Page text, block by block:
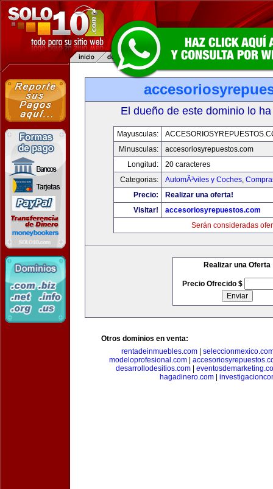
El dueño de este dominio lo
Mayusculas:
Minusculas:
accesoriosyrepuestos.com
Longitud:
20 caracteres
Categorias:
AutomÃ³viles y Coches,
Precio:
Realizar una oferta!
Visitar!
accesoriosyrepuestos.com
Serán consideradas
Realizar una Oferta
Precio Ofrecido $
Otros dominios en venta:
rentadeinmuebles.com
modeloprofesional.com|
desarrollodesitios.com|
hagadinero.com|